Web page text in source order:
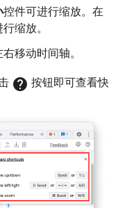
控件可进行缩放。在
缩放。
移动时间轴。
help 按钮即可查看快